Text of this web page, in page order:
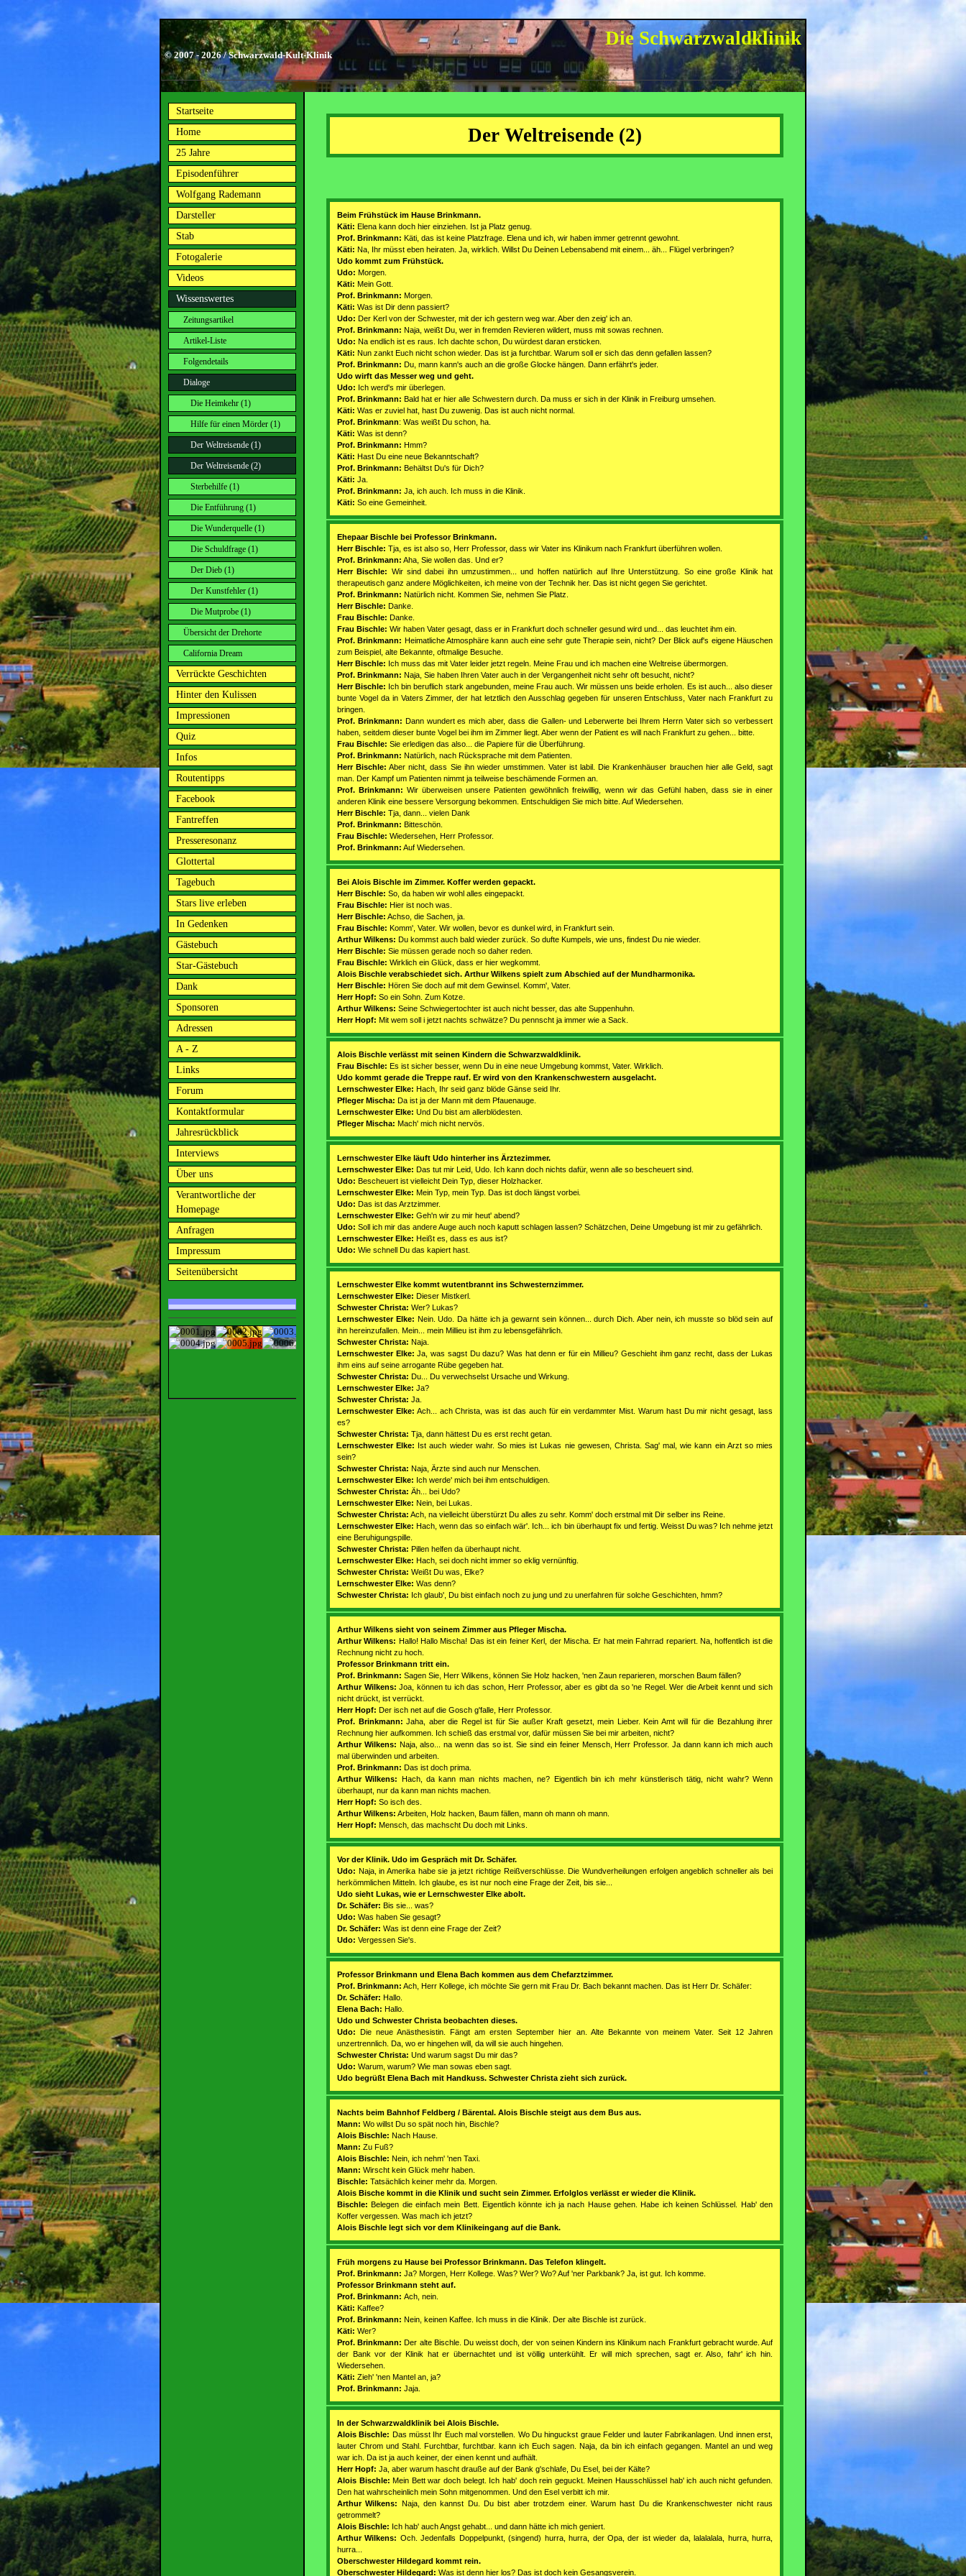
Die Schwarzwaldklinik
© 2007 - 2026 / Schwarzwald-Kult-Klinik
Startseite
Home
25 Jahre
Episodenführer
Wolfgang Rademann
Darsteller
Stab
Fotogalerie
Videos
Wissenswertes
Zeitungsartikel
Artikel-Liste
Folgendetails
Dialoge
Die Heimkehr (1)
Hilfe für einen Mörder (1)
Der Weltreisende (1)
Der Weltreisende (2)
Sterbehilfe (1)
Die Entführung (1)
Die Wunderquelle (1)
Die Schuldfrage (1)
Der Dieb (1)
Der Kunstfehler (1)
Die Mutprobe (1)
Übersicht der Drehorte
California Dream
Verrückte Geschichten
Hinter den Kulissen
Impressionen
Quiz
Infos
Routentipps
Facebook
Fantreffen
Presseresonanz
Glottertal
Tagebuch
Stars live erleben
In Gedenken
Gästebuch
Star-Gästebuch
Dank
Sponsoren
Adressen
A - Z
Links
Forum
Kontaktformular
Jahresrückblick
Interviews
Über uns
Verantwortliche der
Homepage
Anfragen
Impressum
Seitenübersicht
Der Weltreisende (2)
Beim Frühstück im Hause Brinkmann.
Käti: Elena kann doch hier einziehen. Ist ja Platz genug.
Prof. Brinkmann: Käti, das ist keine Platzfrage. Elena und ich, wir haben immer getrennt gewohnt.
Käti: Na, Ihr müsst eben heiraten. Ja, wirklich. Willst Du Deinen Lebensabend mit einem... äh... Flügel verbringen?
Udo kommt zum Frühstück.
Udo: Morgen.
Käti: Mein Gott.
Prof. Brinkmann: Morgen.
Käti: Was ist Dir denn passiert?
Udo: Der Kerl von der Schwester, mit der ich gestern weg war. Aber den zeig' ich an.
Prof. Brinkmann: Naja, weißt Du, wer in fremden Revieren wildert, muss mit sowas rechnen.
Udo: Na endlich ist es raus. Ich dachte schon, Du würdest daran ersticken.
Käti: Nun zankt Euch nicht schon wieder. Das ist ja furchtbar. Warum soll er sich das denn gefallen lassen?
Prof. Brinkmann: Du, mann kann's auch an die große Glocke hängen. Dann erfährt's jeder.
Udo wirft das Messer weg und geht.
Udo: Ich werd's mir überlegen.
Prof. Brinkmann: Bald hat er hier alle Schwestern durch. Da muss er sich in der Klinik in Freiburg umsehen.
Käti: Was er zuviel hat, hast Du zuwenig. Das ist auch nicht normal.
Prof. Brinkmann: Was weißt Du schon, ha.
Käti: Was ist denn?
Prof. Brinkmann: Hmm?
Käti: Hast Du eine neue Bekanntschaft?
Prof. Brinkmann: Behältst Du's für Dich?
Käti: Ja.
Prof. Brinkmann: Ja, ich auch. Ich muss in die Klinik.
Käti: So eine Gemeinheit.
Ehepaar Bischle bei Professor Brinkmann.
Herr Bischle: Tja, es ist also so, Herr Professor, dass wir Vater ins Klinikum nach Frankfurt überführen wollen.
Prof. Brinkmann: Aha, Sie wollen das. Und er?
Herr Bischle: Wir sind dabei ihn umzustimmen... und hoffen natürlich auf Ihre Unterstützung. So eine große Klinik hat
therapeutisch ganz andere Möglichkeiten, ich meine von der Technik her. Das ist nicht gegen Sie gerichtet.
Prof. Brinkmann: Natürlich nicht. Kommen Sie, nehmen Sie Platz.
Herr Bischle: Danke.
Frau Bischle: Danke.
Frau Bischle: Wir haben Vater gesagt, dass er in Frankfurt doch schneller gesund wird und... das leuchtet ihm ein.
Prof. Brinkmann: Heimatliche Atmosphäre kann auch eine sehr gute Therapie sein, nicht? Der Blick auf's eigene Häuschen
zum Beispiel, alte Bekannte, oftmalige Besuche.
Herr Bischle: Ich muss das mit Vater leider jetzt regeln. Meine Frau und ich machen eine Weltreise übermorgen.
Prof. Brinkmann: Naja, Sie haben Ihren Vater auch in der Vergangenheit nicht sehr oft besucht, nicht?
Herr Bischle: Ich bin beruflich stark angebunden, meine Frau auch. Wir müssen uns beide erholen. Es ist auch... also dieser
bunte Vogel da in Vaters Zimmer, der hat letztlich den Ausschlag gegeben für unseren Entschluss, Vater nach Frankfurt zu
bringen.
Prof. Brinkmann: Dann wundert es mich aber, dass die Gallen- und Leberwerte bei Ihrem Herrn Vater sich so verbessert
haben, seitdem dieser bunte Vogel bei ihm im Zimmer liegt. Aber wenn der Patient es will nach Frankfurt zu gehen... bitte.
Frau Bischle: Sie erledigen das also... die Papiere für die Überführung.
Prof. Brinkmann: Natürlich, nach Rücksprache mit dem Patienten.
Herr Bischle: Aber nicht, dass Sie ihn wieder umstimmen. Vater ist labil. Die Krankenhäuser brauchen hier alle Geld, sagt
man. Der Kampf um Patienten nimmt ja teilweise beschämende Formen an.
Prof. Brinkmann: Wir überweisen unsere Patienten gewöhnlich freiwillig, wenn wir das Gefühl haben, dass sie in einer
anderen Klinik eine bessere Versorgung bekommen. Entschuldigen Sie mich bitte. Auf Wiedersehen.
Herr Bischle: Tja, dann... vielen Dank
Prof. Brinkmann: Bitteschön.
Frau Bischle: Wiedersehen, Herr Professor.
Prof. Brinkmann: Auf Wiedersehen.
Bei Alois Bischle im Zimmer. Koffer werden gepackt.
Herr Bischle: So, da haben wir wohl alles eingepackt.
Frau Bischle: Hier ist noch was.
Herr Bischle: Achso, die Sachen, ja.
Frau Bischle: Komm', Vater. Wir wollen, bevor es dunkel wird, in Frankfurt sein.
Arthur Wilkens: Du kommst auch bald wieder zurück. So dufte Kumpels, wie uns, findest Du nie wieder.
Herr Bischle: Sie müssen gerade noch so daher reden.
Frau Bischle: Wirklich ein Glück, dass er hier wegkommt.
Alois Bischle verabschiedet sich. Arthur Wilkens spielt zum Abschied auf der Mundharmonika.
Herr Bischle: Hören Sie doch auf mit dem Gewinsel. Komm', Vater.
Herr Hopf: So ein Sohn. Zum Kotze.
Arthur Wilkens: Seine Schwiegertochter ist auch nicht besser, das alte Suppenhuhn.
Herr Hopf: Mit wem soll i jetzt nachts schwätze? Du pennscht ja immer wie a Sack.
Alois Bischle verlässt mit seinen Kindern die Schwarzwaldklinik.
Frau Bischle: Es ist sicher besser, wenn Du in eine neue Umgebung kommst, Vater. Wirklich.
Udo kommt gerade die Treppe rauf. Er wird von den Krankenschwestern ausgelacht.
Lernschwester Elke: Hach, Ihr seid ganz blöde Gänse seid Ihr.
Pfleger Mischa: Da ist ja der Mann mit dem Pfauenauge.
Lernschwester Elke: Und Du bist am allerblödesten.
Pfleger Mischa: Mach' mich nicht nervös.
Lernschwester Elke läuft Udo hinterher ins Ärztezimmer.
Lernschwester Elke: Das tut mir Leid, Udo. Ich kann doch nichts dafür, wenn alle so bescheuert sind.
Udo: Bescheuert ist vielleicht Dein Typ, dieser Holzhacker.
Lernschwester Elke: Mein Typ, mein Typ. Das ist doch längst vorbei.
Udo: Das ist das Arztzimmer.
Lernschwester Elke: Geh'n wir zu mir heut' abend?
Udo: Soll ich mir das andere Auge auch noch kaputt schlagen lassen? Schätzchen, Deine Umgebung ist mir zu gefährlich.
Lernschwester Elke: Heißt es, dass es aus ist?
Udo: Wie schnell Du das kapiert hast.
Lernschwester Elke kommt wutentbrannt ins Schwesternzimmer.
Lernschwester Elke: Dieser Mistkerl.
Schwester Christa: Wer? Lukas?
Lernschwester Elke: Nein. Udo. Da hätte ich ja gewarnt sein können... durch Dich. Aber nein, ich musste so blöd sein auf
ihn hereinzufallen. Mein... mein Millieu ist ihm zu lebensgefährlich.
Schwester Christa: Naja.
Lernschwester Elke: Ja, was sagst Du dazu? Was hat denn er für ein Millieu? Geschieht ihm ganz recht, dass der Lukas
ihm eins auf seine arrogante Rübe gegeben hat.
Schwester Christa: Du... Du verwechselst Ursache und Wirkung.
Lernschwester Elke: Ja?
Schwester Christa: Ja.
Lernschwester Elke: Ach... ach Christa, was ist das auch für ein verdammter Mist. Warum hast Du mir nicht gesagt, lass
es?
Schwester Christa: Tja, dann hättest Du es erst recht getan.
Lernschwester Elke: Ist auch wieder wahr. So mies ist Lukas nie gewesen, Christa. Sag' mal, wie kann ein Arzt so mies
sein?
Schwester Christa: Naja, Ärzte sind auch nur Menschen.
Lernschwester Elke: Ich werde' mich bei ihm entschuldigen.
Schwester Christa: Äh... bei Udo?
Lernschwester Elke: Nein, bei Lukas.
Schwester Christa: Ach, na vielleicht überstürzt Du alles zu sehr. Komm' doch erstmal mit Dir selber ins Reine.
Lernschwester Elke: Hach, wenn das so einfach wär'. Ich... ich bin überhaupt fix und fertig. Weisst Du was? Ich nehme jetzt
eine Beruhigungspille.
Schwester Christa: Pillen helfen da überhaupt nicht.
Lernschwester Elke: Hach, sei doch nicht immer so eklig vernünftig.
Schwester Christa: Weißt Du was, Elke?
Lernschwester Elke: Was denn?
Schwester Christa: Ich glaub', Du bist einfach noch zu jung und zu unerfahren für solche Geschichten, hmm?
Arthur Wilkens sieht von seinem Zimmer aus Pfleger Mischa.
Arthur Wilkens: Hallo! Hallo Mischa! Das ist ein feiner Kerl, der Mischa. Er hat mein Fahrrad repariert. Na, hoffentlich ist die
Rechnung nicht zu hoch.
Professor Brinkmann tritt ein.
Prof. Brinkmann: Sagen Sie, Herr Wilkens, können Sie Holz hacken, 'nen Zaun reparieren, morschen Baum fällen?
Arthur Wilkens: Joa, können tu ich das schon, Herr Professor, aber es gibt da so 'ne Regel. Wer die Arbeit kennt und sich
nicht drückt, ist verrückt.
Herr Hopf: Der isch net auf die Gosch g'falle, Herr Professor.
Prof. Brinkmann: Jaha, aber die Regel ist für Sie außer Kraft gesetzt, mein Lieber. Kein Amt will für die Bezahlung ihrer
Rechnung hier aufkommen. Ich schieß das erstmal vor, dafür müssen Sie bei mir arbeiten, nicht?
Arthur Wilkens: Naja, also... na wenn das so ist. Sie sind ein feiner Mensch, Herr Professor. Ja dann kann ich mich auch
mal überwinden und arbeiten.
Prof. Brinkmann: Das ist doch prima.
Arthur Wilkens: Hach, da kann man nichts machen, ne? Eigentlich bin ich mehr künstlerisch tätig, nicht wahr? Wenn
überhaupt, nur da kann man nichts machen.
Herr Hopf: So isch des.
Arthur Wilkens: Arbeiten, Holz hacken, Baum fällen, mann oh mann oh mann.
Herr Hopf: Mensch, das machscht Du doch mit Links.
Vor der Klinik. Udo im Gespräch mit Dr. Schäfer.
Udo: Naja, in Amerika habe sie ja jetzt richtige Reißverschlüsse. Die Wundverheilungen erfolgen angeblich schneller als bei
herkömmlichen Mitteln. Ich glaube, es ist nur noch eine Frage der Zeit, bis sie...
Udo sieht Lukas, wie er Lernschwester Elke abolt.
Dr. Schäfer: Bis sie... was?
Udo: Was haben Sie gesagt?
Dr. Schäfer: Was ist denn eine Frage der Zeit?
Udo: Vergessen Sie's.
Professor Brinkmann und Elena Bach kommen aus dem Chefarztzimmer.
Prof. Brinkmann: Ach, Herr Kollege, ich möchte Sie gern mit Frau Dr. Bach bekannt machen. Das ist Herr Dr. Schäfer:
Dr. Schäfer: Hallo.
Elena Bach: Hallo.
Udo und Schwester Christa beobachten dieses.
Udo: Die neue Anästhesistin. Fängt am ersten September hier an. Alte Bekannte von meinem Vater. Seit 12 Jahren
unzertrennlich. Da, wo er hingehen will, da will sie auch hingehen.
Schwester Christa: Und warum sagst Du mir das?
Udo: Warum, warum? Wie man sowas eben sagt.
Udo begrüßt Elena Bach mit Handkuss. Schwester Christa zieht sich zurück.
Nachts beim Bahnhof Feldberg / Bärental. Alois Bischle steigt aus dem Bus aus.
Mann: Wo willst Du so spät noch hin, Bischle?
Alois Bischle: Nach Hause.
Mann: Zu Fuß?
Alois Bischle: Nein, ich nehm' 'nen Taxi.
Mann: Wirscht kein Glück mehr haben.
Bischle: Tatsächlich keiner mehr da. Morgen.
Alois Bische kommt in die Klinik und sucht sein Zimmer. Erfolglos verlässt er wieder die Klinik.
Bischle: Belegen die einfach mein Bett. Eigentlich könnte ich ja nach Hause gehen. Habe ich keinen Schlüssel. Hab' den
Koffer vergessen. Was mach ich jetzt?
Alois Bischle legt sich vor dem Klinikeingang auf die Bank.
Früh morgens zu Hause bei Professor Brinkmann. Das Telefon klingelt.
Prof. Brinkmann: Ja? Morgen, Herr Kollege. Was? Wer? Wo? Auf 'ner Parkbank? Ja, ist gut. Ich komme.
Professor Brinkmann steht auf.
Prof. Brinkmann: Ach, nein.
Käti: Kaffee?
Prof. Brinkmann: Nein, keinen Kaffee. Ich muss in die Klinik. Der alte Bischle ist zurück.
Käti: Wer?
Prof. Brinkmann: Der alte Bischle. Du weisst doch, der von seinen Kindern ins Klinikum nach Frankfurt gebracht wurde. Auf
der Bank vor der Klinik hat er übernachtet und ist völlig unterkühlt. Er will mich sprechen, sagt er. Also, fahr' ich hin.
Wiedersehen.
Käti: Zieh' 'nen Mantel an, ja?
Prof. Brinkmann: Jaja.
In der Schwarzwaldklinik bei Alois Bischle.
Alois Bischle: Das müsst Ihr Euch mal vorstellen. Wo Du hinguckst graue Felder und lauter Fabrikanlagen. Und innen erst,
lauter Chrom und Stahl. Furchtbar, furchtbar. kann ich Euch sagen. Naja, da bin ich einfach gegangen. Mantel an und weg
war ich. Da ist ja auch keiner, der einen kennt und aufhält.
Herr Hopf: Ja, aber warum hascht drauße auf der Bank g'schlafe, Du Esel, bei der Kälte?
Alois Bischle: Mein Bett war doch belegt. Ich hab' doch rein geguckt. Meinen Hausschlüssel hab' ich auch nicht gefunden.
Den hat wahrscheinlich mein Sohn mitgenommen. Und den Esel verbitt ich mir.
Arthur Wilkens: Naja, den kannst Du. Du bist aber trotzdem einer. Warum hast Du die Krankenschwester nicht raus
getrommelt?
Alois Bischle: Ich hab' auch Angst gehabt... und dann hätte ich mich geniert.
Arthur Wilkens: Och. Jedenfalls Doppelpunkt, (singend) hurra, hurra, der Opa, der ist wieder da, lalalalala, hurra, hurra,
hurra...
Oberschwester Hildegard kommt rein.
Oberschwester Hildegard: Was ist denn hier los? Das ist doch kein Gesangsverein.